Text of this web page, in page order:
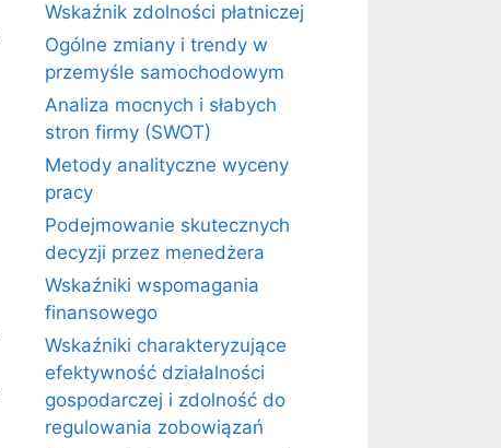
Wskaźnik zdolności płatniczej
Ogólne zmiany i trendy w
przemyśle samochodowym
Analiza mocnych i słabych
stron firmy (SWOT)
Metody analityczne wyceny
pracy
Podejmowanie skutecznych
decyzji przez menedżera
Wskaźniki wspomagania
finansowego
Wskaźniki charakteryzujące
efektywność działalności
gospodarczej i zdolność do
regulowania zobowiązań